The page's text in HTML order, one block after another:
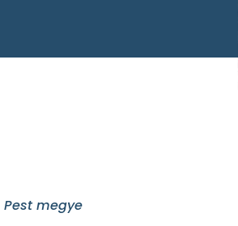
Pest megye